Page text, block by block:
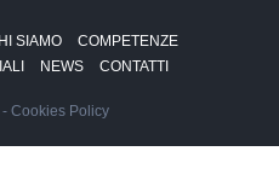
SIAMO
COMPETENZE
NEWS CONTATTI
Cookies Policy